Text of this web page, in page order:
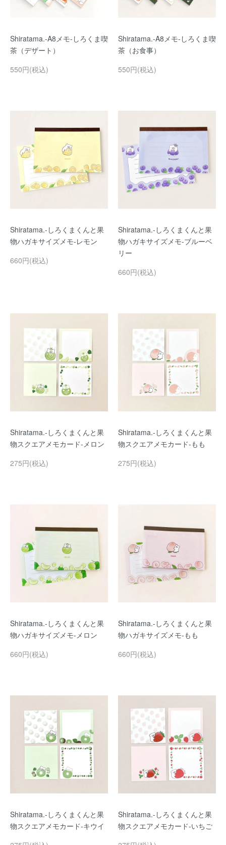
Shiratama.-A8メモ-しろくま喫
茶（デザート）
550円(税込)
Shiratama.-A8メモ-しろくま喫
茶（お食事）
550円(税込)
Shiratama.-しろくまくんと果
物ハガキサイズメモ-レモン
660円(税込)
Shiratama.-しろくまくんと果
物ハガキサイズメモ-ブルーベ
リー
660円(税込)
Shiratama.-しろくまくんと果
物スクエアメモカード-メロン
275円(税込)
Shiratama.-しろくまくんと果
物スクエアメモカード-もも
275円(税込)
Shiratama.-しろくまくんと果
物ハガキサイズメモ-メロン
660円(税込)
Shiratama.-しろくまくんと果
物ハガキサイズメモ-もも
660円(税込)
Shiratama.-しろくまくんと果
物スクエアメモカード-キウイ
Shiratama.-しろくまくんと果
物スクエアメモカード-いちご